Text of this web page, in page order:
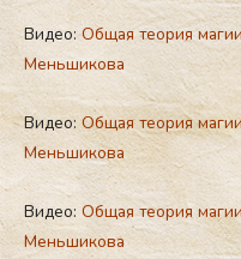
Видео:Общая теория
Меньшикова
Видео:Общая теория
Меньшикова
Видео: Общая теория
Меньшикова